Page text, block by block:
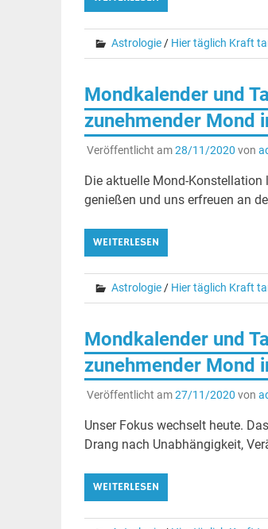
Astrologie/ Hier täglich Kraft
Mondkalender und
zunehmender Mond
Veröffentlicht am28/11/2020 von
Die aktuelle Mond-Konstellation
genießen und uns erfreuen an
WEITERLESEN
Astrologie/ Hier täglich Kraft
Mondkalender und
zunehmender Mond
Veröffentlicht am27/11/2020 von
Unser Fokus wechselt heute.
Drang nach Unabhängigkeit,
WEITERLESEN